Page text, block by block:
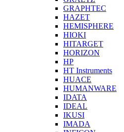
GRAPHTEC
HAZET
HEMISPHERE
HIOKI
HITARGET
HORIZON
HP
HT Instruments
HUACE
HUMANWARE
IDATA
IDEAL
IKUSI
IMADA